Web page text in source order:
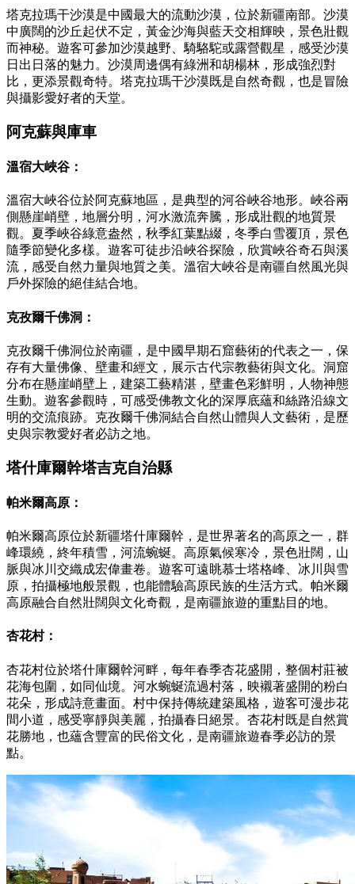
塔克拉瑪干沙漠是中國最大的流動沙漠，位於新疆南部。沙漠
中廣闊的沙丘起伏不定，黃金沙海與藍天交相輝映，景色壯觀
而神秘。遊客可參加沙漠越野、騎駱駝或露營觀星，感受沙漠
日出日落的魅力。沙漠周邊偶有綠洲和胡楊林，形成強烈對
比，更添景觀奇特。塔克拉瑪干沙漠既是自然奇觀，也是冒險
與攝影愛好者的天堂。
阿克蘇與庫車
溫宿大峽谷：
溫宿大峽谷位於阿克蘇地區，是典型的河谷峽谷地形。峽谷兩
側懸崖峭壁，地層分明，河水激流奔騰，形成壯觀的地質景
觀。夏季峽谷綠意盎然，秋季紅葉點綴，冬季白雪覆頂，景色
隨季節變化多樣。遊客可徒步沿峽谷探險，欣賞峽谷奇石與溪
流，感受自然力量與地質之美。溫宿大峽谷是南疆自然風光與
戶外探險的絕佳結合地。
克孜爾千佛洞：
克孜爾千佛洞位於南疆，是中國早期石窟藝術的代表之一，保
存有大量佛像、壁畫和經文，展示古代宗教藝術與文化。洞窟
分布在懸崖峭壁上，建築工藝精湛，壁畫色彩鮮明，人物神態
生動。遊客參觀時，可感受佛教文化的深厚底蘊和絲路沿線文
明的交流痕跡。克孜爾千佛洞結合自然山體與人文藝術，是歷
史與宗教愛好者必訪之地。
塔什庫爾幹塔吉克自治縣
帕米爾高原：
帕米爾高原位於新疆塔什庫爾幹，是世界著名的高原之一，群
峰環繞，終年積雪，河流蜿蜒。高原氣候寒冷，景色壯闊，山
脈與冰川交織成宏偉畫卷。遊客可遠眺慕士塔格峰、冰川與雪
原，拍攝極地般景觀，也能體驗高原民族的生活方式。帕米爾
高原融合自然壯闊與文化奇觀，是南疆旅遊的重點目的地。
杏花村：
杏花村位於塔什庫爾幹河畔，每年春季杏花盛開，整個村莊被
花海包圍，如同仙境。河水蜿蜒流過村落，映襯著盛開的粉白
花朵，形成詩意畫面。村中保持傳統建築風格，遊客可漫步花
間小道，感受寧靜與美麗，拍攝春日絕景。杏花村既是自然賞
花勝地，也蘊含豐富的民俗文化，是南疆旅遊春季必訪的景
點。